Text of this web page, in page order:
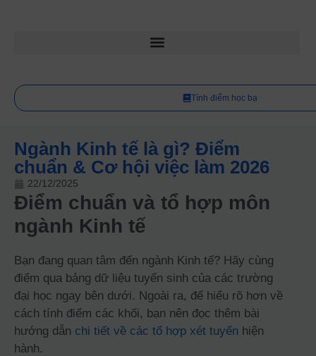
Tính điểm học bạ
Ngành Kinh tế là gì? Điểm
chuẩn & Cơ hội việc làm 2026
22/12/2025
Điểm chuẩn và tổ hợp môn
ngành Kinh tế
Bạn đang quan tâm đến ngành Kinh tế? Hãy cùng
điểm qua bảng dữ liệu tuyển sinh của các trường
đại học ngay bên dưới. Ngoài ra, để hiểu rõ hơn về
cách tính điểm các khối, bạn nên đọc thêm bài
hướng dẫn chi tiết về các tổ hợp xét tuyển hiện
hành.